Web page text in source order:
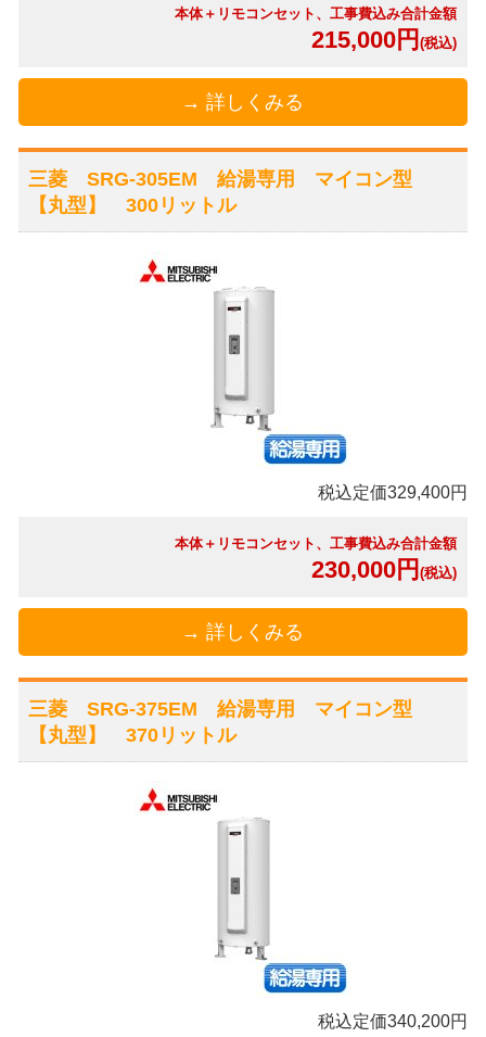
本体＋リモコンセット、工事費込み合計金額
215,000円 (税込)
→ 詳しくみる
三菱 SRG-305EM 給湯専用 マイコン型
【丸型】 300リットル
税込定価329,400円
本体＋リモコンセット、工事費込み合計金額
230,000円 (税込)
→ 詳しくみる
三菱 SRG-375EM 給湯専用 マイコン型
【丸型】 370リットル
税込定価340,200円